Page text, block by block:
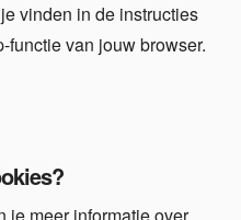
vinden in de instructies
functie van jouw browser.